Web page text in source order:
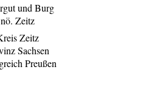
und Burg
nö. Zeitz
Zeitz
Sachsen
Preußen